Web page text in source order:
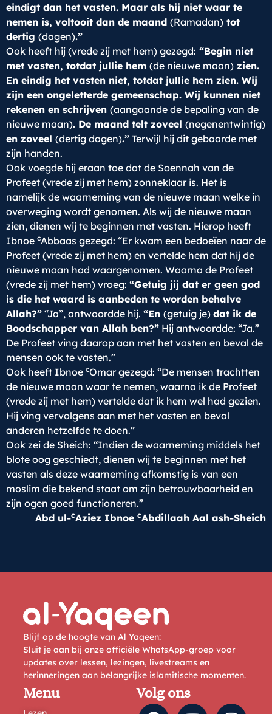
eindigt dan het vasten. Maar als hij niet waar te
nemen is, voltooit dan de maand (Ramadan) tot
dertig (dagen).”
Ook heeft hij (vrede zij met hem) gezegd: “Begin niet
met vasten, totdat jullie hem (de nieuwe maan) zien.
En eindig het vasten niet, totdat jullie hem zien. Wij
zijn een ongeletterde gemeenschap. Wij kunnen niet
rekenen en schrijven (aangaande de bepaling van de
nieuwe maan). De maand telt zoveel (negenentwintig)
en zoveel (dertig dagen).” Terwijl hij dit gebaarde met
zijn handen.
Ook voegde hij eraan toe dat de Soennah van de
Profeet (vrede zij met hem) zonneklaar is. Het is
namelijk de waarneming van de nieuwe maan welke in
overweging wordt genomen. Als wij de nieuwe maan
zien, dienen wij te beginnen met vasten. Hierop heeft
Ibnoe cAbbaas gezegd: “Er kwam een bedoeïen naar de
Profeet (vrede zij met hem) en vertelde hem dat hij de
nieuwe maan had waargenomen. Waarna de Profeet
(vrede zij met hem) vroeg: “Getuig jij dat er geen god
is die het waard is aanbeden te worden behalve
Allah?” “Ja”, antwoordde hij. “En (getuig je) dat ik de
Boodschapper van Allah ben?” Hij antwoordde: “Ja.”
De Profeet ving daarop aan met het vasten en beval de
mensen ook te vasten.”
Ook heeft Ibnoe cOmar gezegd: “De mensen trachtten
de nieuwe maan waar te nemen, waarna ik de Profeet
(vrede zij met hem) vertelde dat ik hem wel had gezien.
Hij ving vervolgens aan met het vasten en beval
anderen hetzelfde te doen.”
Ook zei de Sheich: “Indien de waarneming middels het
blote oog geschiedt, dienen wij te beginnen met het
vasten als deze waarneming afkomstig is van een
moslim die bekend staat om zijn betrouwbaarheid en
zijn ogen goed functioneren.”
Abd ul-cAziez Ibnoe cAbdillaah Aal ash-Sheich
Blijf op de hoogte van Al Yaqeen:
Sluit je aan bij onze officiële WhatsApp-groep voor
updates over lessen, lezingen, livestreams en
herinneringen aan belangrijke islamitische momenten.
Menu Volg ons